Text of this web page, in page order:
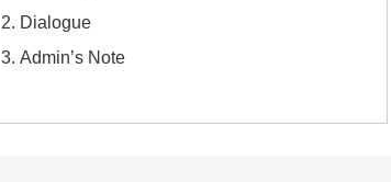
Dialogue
Admin’s Note